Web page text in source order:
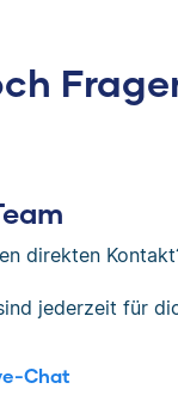
direkten
jederzeit für
Chat